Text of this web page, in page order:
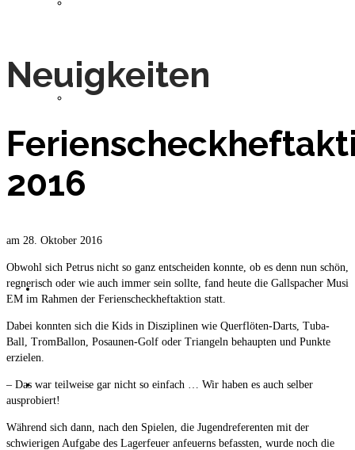
Musiker
Geschichte
Jugend
Termine
Neuigkeiten
2016
am 28. Oktober 2016
Obwohl sich Petrus nicht so ganz entscheiden konnte, ob es denn nun schön,
regnerisch oder wie auch immer sein sollte, fand heute die Gallspacher Musi
EM im Rahmen der Ferienscheckheftaktion statt.
Dabei konnten sich die Kids in Disziplinen wie Querflöten-Darts, Tuba-
Ball, TromBallon, Posaunen-Golf oder Triangeln behaupten und Punkte
erzielen.
– Das war teilweise gar nicht so einfach … Wir haben es auch selber
ausprobiert!
Während sich dann, nach den Spielen, die Jugendreferenten mit der
schwierigen Aufgabe des Lagerfeuer anfeuerns befassten, wurde noch die